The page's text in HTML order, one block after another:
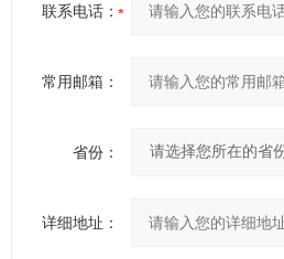
联系电话：
常用邮箱：
省份：
详细地址：